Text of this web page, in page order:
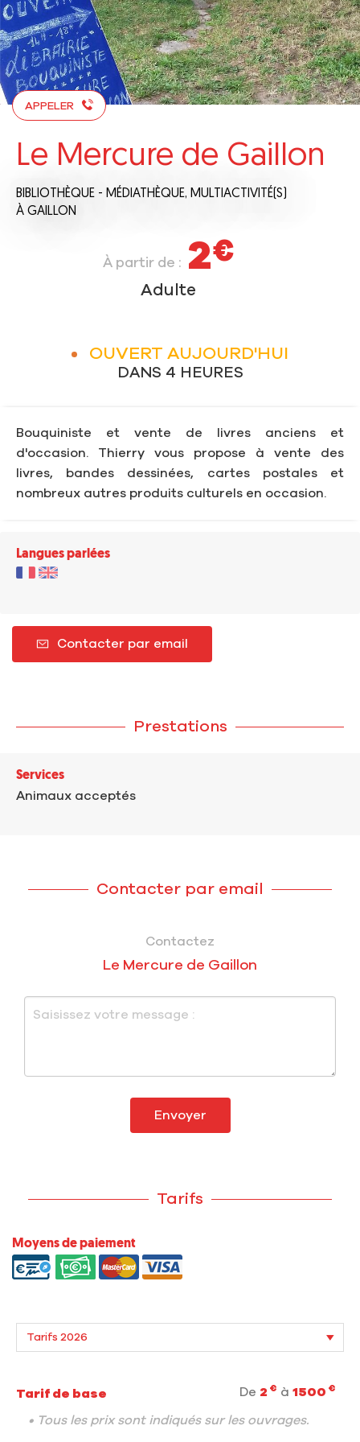
APPELER
Le Mercure de Gaillon
BIBLIOTHÈQUE - MÉDIATHÈQUE, MULTIACTIVITÉ(S)
À GAILLON
À partir de : 2€
Adulte
OUVERT AUJOURD'HUI
DANS 4 HEURES
Bouquiniste et vente de livres anciens et
d'occasion. Thierry vous propose à vente des
livres, bandes dessinées, cartes postales et
nombreux autres produits culturels en occasion.
Langues parlées
Contacter par email
Prestations
Services
Animaux acceptés
Contacter par email
Contactez
Le Mercure de Gaillon
Envoyer
Tarifs
Moyens de paiement
Tarif de base De 2 € à 1500 €
• Tous les prix sont indiqués sur les ouvrages.